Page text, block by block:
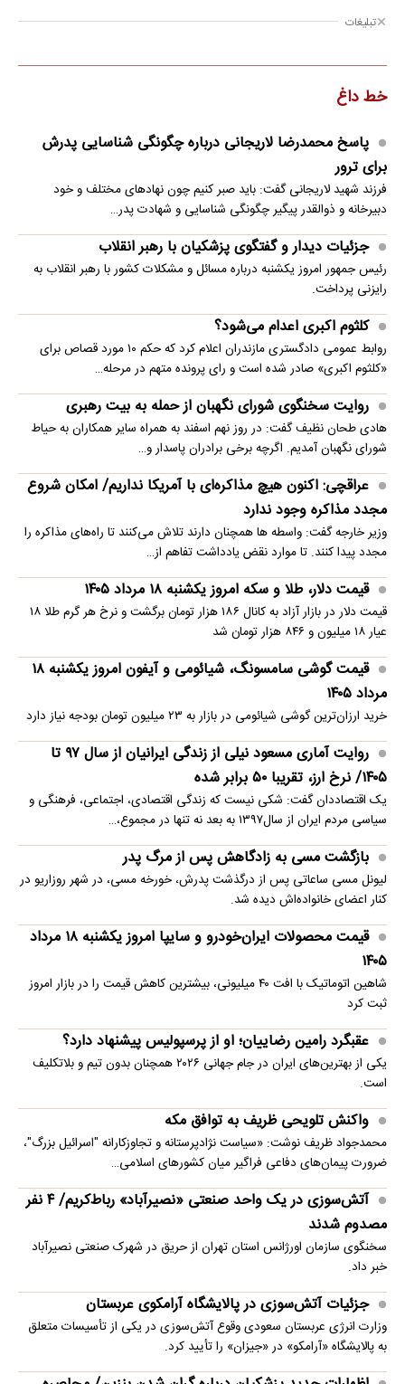
تبلیغات
خط داغ
پاسخ محمدرضا لاریجانی درباره چگونگی شناسایی پدرش
برای ترور
فرزند شهید لاریجانی گفت: باید صبر کنیم چون نهادهای مختلف و خود
دبیرخانه و ذوالقدر پیگیر چگونگی شناسایی و شهادت پدر…
جزئیات دیدار و گفتگوی پزشکیان با رهبر انقلاب
رئیس جمهور امروز یکشنبه درباره مسائل و مشکلات کشور با رهبر انقلاب به
رایزنی پرداخت.
کلثوم اکبری اعدام می‌شود؟
روابط عمومی دادگستری مازندران اعلام کرد که حکم ۱۰ مورد قصاص برای
«کلثوم اکبری» صادر شده است و رای پرونده متهم در مرحله…
روایت سخنگوی شورای نگهبان از حمله به بیت رهبری
هادی طحان نظیف گفت: در روز نهم اسفند به همراه سایر همکاران به حیاط
شورای نگهبان آمدیم. اگرچه برخی برادران پاسدار و…
عراقچی: اکنون هیچ مذاکره‌ای با آمریکا نداریم/ امکان شروع
مجدد مذاکره وجود ندارد
وزیر خارجه گفت: واسطه ها همچنان دارند تلاش می‌کنند تا راه‌های مذاکره را
مجدد پیدا کنند. تا موارد نقض یادداشت تفاهم از…
قیمت دلار، طلا و سکه امروز یکشنبه ۱۸ مرداد ۱۴۰۵
قیمت دلار در بازار آزاد به کانال ۱۸۶ هزار تومان برگشت و نرخ هر گرم طلا ۱۸
عیار ۱۸ میلیون و ۸۴۶ هزار تومان شد
قیمت گوشی سامسونگ، شیائومی و آیفون امروز یکشنبه ۱۸
مرداد ۱۴۰۵
خرید ارزان‌ترین گوشی شیائومی در بازار به ۲۳ میلیون تومان بودجه نیاز دارد
روایت آماری مسعود نیلی از زندگی ایرانیان از سال ۹۷ تا
۱۴۰۵/ نرخ ارز، تقریبا ۵۰ برابر شده
یک اقتصاددان گفت: شکی نیست که زندگی اقتصادی، اجتماعی، فرهنگی و
سیاسی مردم ایران از سال۱۳۹۷ به بعد نه تنها در مجموع،…
بازگشت مسی به زادگاهش پس از مرگ پدر
لیونل مسی ساعاتی پس از درگذشت پدرش، خورخه مسی، در شهر روزاریو در
کنار اعضای خانواده‌اش دیده شد.
قیمت محصولات ایران‌خودرو و سایپا امروز یکشنبه ۱۸ مرداد
۱۴۰۵
شاهین اتوماتیک با افت ۴۰ میلیونی، بیشترین کاهش قیمت را در بازار امروز
ثبت کرد
عقبگرد رامین رضاییان؛ او از پرسپولیس پیشنهاد دارد؟
یکی از بهترین‌های ایران در جام جهانی ۲۰۲۶ همچنان بدون تیم و بلاتکلیف
است.
واکنش تلویحی ظریف به توافق مکه
محمدجواد ظریف نوشت: «سیاست نژادپرستانه و تجاوزکارانه "اسرائیل بزرگ"،
ضرورت پیمان‌های دفاعی فراگیر میان کشورهای اسلامی…
آتش‌سوزی در یک واحد صنعتی «نصیرآباد» رباط‌کریم/ ۴ نفر
مصدوم شدند
سخنگوی سازمان اورژانس استان تهران از حریق در شهرک صنعتی نصیرآباد
خبر داد.
جزئیات آتش‌سوزی در پالایشگاه آرامکوی عربستان
وزارت انرژی عربستان سعودی وقوع آتش‌سوزی در یکی از تأسیسات متعلق
به پالایشگاه «آرامکو» در «جیزان» را تأیید کرد.